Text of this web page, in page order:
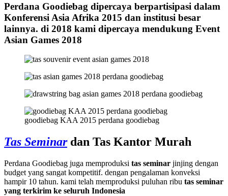
Perdana Goodiebag dipercaya berpartisipasi dalam
Konferensi Asia Afrika 2015 dan institusi besar
lainnya. di 2018 kami dipercaya mendukung Event
Asian Games 2018
goodiebag KAA 2015 perdana goodiebag
Tas Seminardan Tas Kantor Murah
Perdana Goodiebag juga memproduksi tas seminar jinjing dengan
budget yang sangat kompetitif. dengan pengalaman konveksi
hampir 10 tahun. kami telah memproduksi puluhan ribu tas seminar
yang terkirim ke seluruh Indonesia